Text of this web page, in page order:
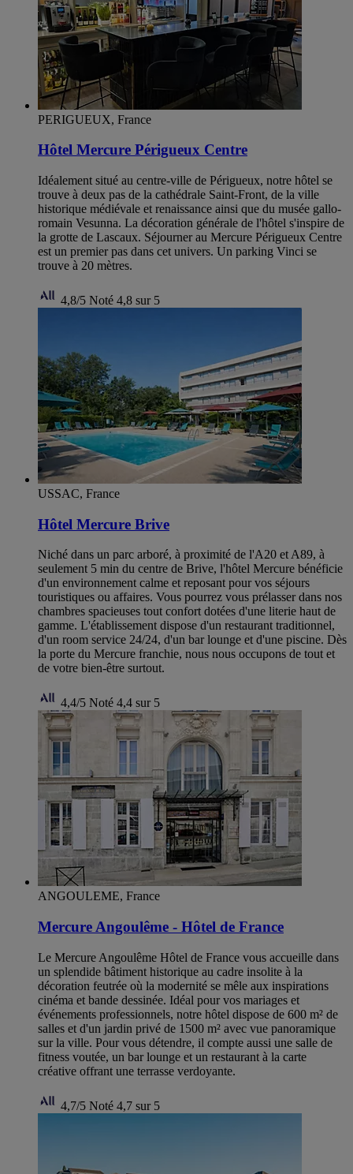
PERIGUEUX, France
Hôtel Mercure Périgueux Centre
Idéalement situé au centre-ville de Périgueux, notre hôtel se
trouve à deux pas de la cathédrale Saint-Front, de la ville
historique médiévale et renaissance ainsi que du musée gallo-
romain Vesunna. La décoration générale de l'hôtel s'inspire de
la grotte de Lascaux. Séjourner au Mercure Périgueux Centre
est un premier pas dans cet univers. Un parking Vinci se
trouve à 20 mètres.
4,8/5 Noté 4,8 sur 5
USSAC, France
Hôtel Mercure Brive
Niché dans un parc arboré, à proximité de l'A20 et A89, à
seulement 5 min du centre de Brive, l'hôtel Mercure bénéficie
d'un environnement calme et reposant pour vos séjours
touristiques ou affaires. Vous pourrez vous prélasser dans nos
chambres spacieuses tout confort dotées d'une literie haut de
gamme. L'établissement dispose d'un restaurant traditionnel,
d'un room service 24/24, d'un bar lounge et d'une piscine. Dès
la porte du Mercure franchie, nous nous occupons de tout et
de votre bien-être surtout.
4,4/5 Noté 4,4 sur 5
ANGOULEME, France
Mercure Angoulême - Hôtel de France
Le Mercure Angoulême Hôtel de France vous accueille dans
un splendide bâtiment historique au cadre insolite à la
décoration feutrée où la modernité se mêle aux inspirations
cinéma et bande dessinée. Idéal pour vos mariages et
événements professionnels, notre hôtel dispose de 600 m² de
salles et d'un jardin privé de 1500 m² avec vue panoramique
sur la ville. Pour vous détendre, il compte aussi une salle de
fitness voutée, un bar lounge et un restaurant à la carte
créative offrant une terrasse verdoyante.
4,7/5 Noté 4,7 sur 5